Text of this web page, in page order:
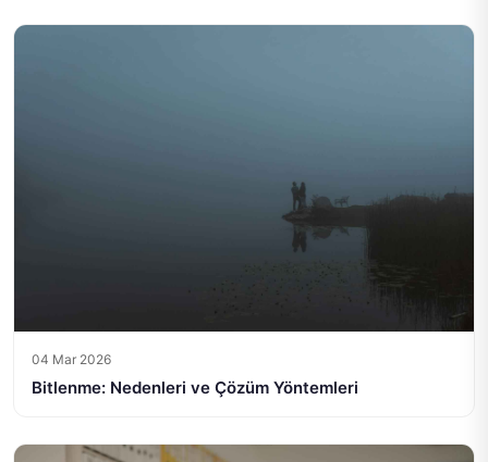
04 Mar 2026
Bitlenme: Nedenleri ve Çözüm Yöntemleri